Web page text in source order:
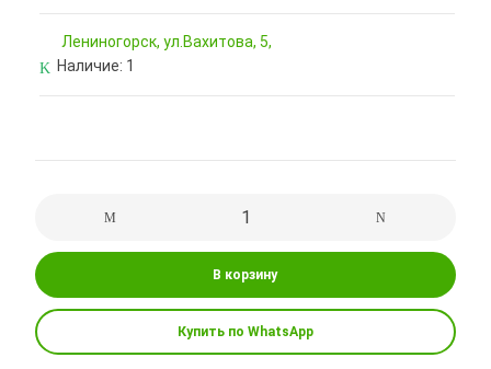
Лениногорск, ул.Вахитова, 5,
Наличие: 1
В корзину
Купить по WhatsApp